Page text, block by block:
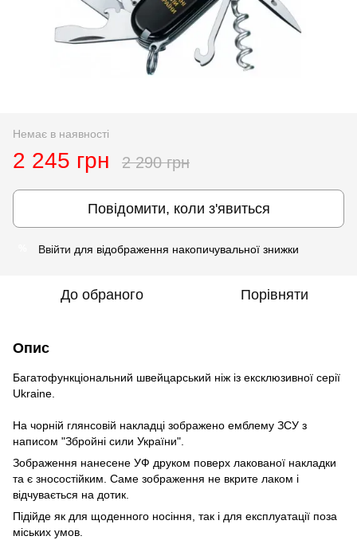
Немає в наявності
2 245 грн 2 290 грн
Повідомити, коли з'явиться
Ввійти для відображення накопичувальної знижки
До обраного Порівняти
Опис
Багатофункціональний швейцарський ніж із ексклюзивної серії
Ukraine.
На чорній глянсовій накладці зображено емблему ЗСУ з
написом "Збройні сили України".
Зображення нанесене УФ друком поверх лакованої накладки
та є зносостійким. Саме зображення не вкрите лаком і
відчувається на дотик.
Підійде як для щоденного носіння, так і для експлуатації поза
міських умов.